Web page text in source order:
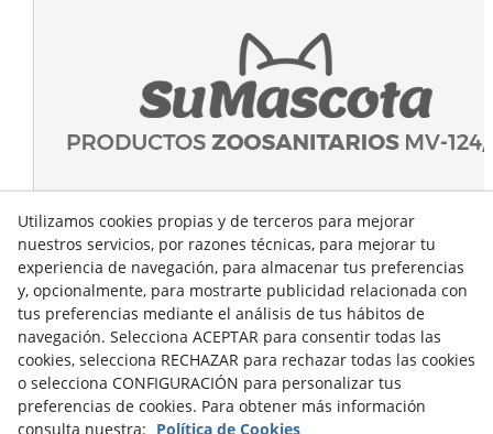
Utilizamos cookies propias y de terceros para mejorar
nuestros servicios, por razones técnicas, para mejorar tu
experiencia de navegación, para almacenar tus preferencias
y, opcionalmente, para mostrarte publicidad relacionada con
tus preferencias mediante el análisis de tus hábitos de
navegación. Selecciona ACEPTAR para consentir todas las
cookies, selecciona RECHAZAR para rechazar todas las cookies
o selecciona CONFIGURACIÓN para personalizar tus
preferencias de cookies. Para obtener más información
consulta nuestra: Política de Cookies